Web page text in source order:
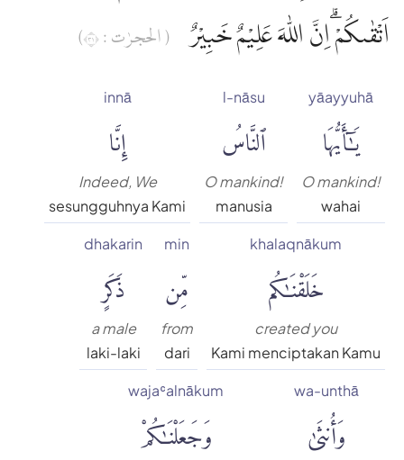
اَتْقٰىكُمْ ۗاِنَّ اللّٰهَ عَلِيْمٌ خَبِيْرٌ
( الحجرٰت : ١٣)
yāayyuhā
يَٰٓأَيُّهَا
O mankind!
wahai
l-nāsu
ٱلنَّاسُ
O mankind!
manusia
innā
إِنَّا
Indeed, We
sesungguhnya Kami
khalaqnākum
خَلَقْنَٰكُم
created you
Kami menciptakan Kamu
min
مِّن
from
dari
dhakarin
ذَكَرٍ
a male
laki-laki
wa-unthā
وَأُنثَىٰ
wajaʿalnākum
وَجَعَلْنَٰكُمْ